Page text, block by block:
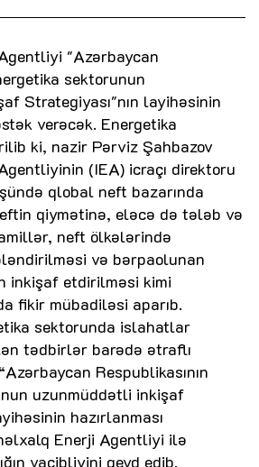
"Azərbaycan
sektorunun
Strategiyası"nın layihəsinin
verəcək. Energetika
ki, nazir Pərviz Şahbazov
(IEA) icraçı direktoru
qlobal neft bazarında
qiymətinə, eləcə də tələb və
neft ölkələrində
və bərpaolunan
inkişaf etdirilməsi kimi
fikir mübadiləsi aparıb.
sektorunda islahatlar
tədbirlər barədə ətraflı
Respublikasının
uzunmüddətli inkişaf
hazırlanması
Enerji Agentliyi ilə
vacibliyini qeyd edib.